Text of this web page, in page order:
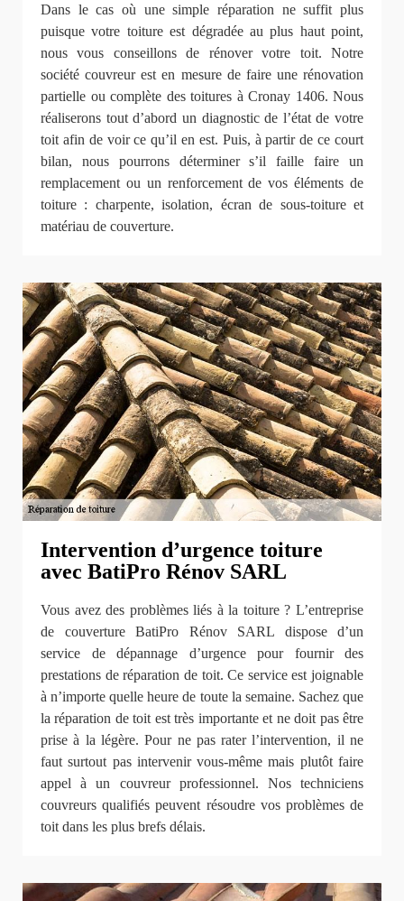
Dans le cas où une simple réparation ne suffit plus
puisque votre toiture est dégradée au plus haut point,
nous vous conseillons de rénover votre toit. Notre
société couvreur est en mesure de faire une rénovation
partielle ou complète des toitures à Cronay 1406. Nous
réaliserons tout d’abord un diagnostic de l’état de votre
toit afin de voir ce qu’il en est. Puis, à partir de ce court
bilan, nous pourrons déterminer s’il faille faire un
remplacement ou un renforcement de vos éléments de
toiture : charpente, isolation, écran de sous-toiture et
matériau de couverture.
Intervention d’urgence toiture
avec BatiPro Rénov SARL
Vous avez des problèmes liés à la toiture ? L’entreprise
de couverture BatiPro Rénov SARL dispose d’un
service de dépannage d’urgence pour fournir des
prestations de réparation de toit. Ce service est joignable
à n’importe quelle heure de toute la semaine. Sachez que
la réparation de toit est très importante et ne doit pas être
prise à la légère. Pour ne pas rater l’intervention, il ne
faut surtout pas intervenir vous-même mais plutôt faire
appel à un couvreur professionnel. Nos techniciens
couvreurs qualifiés peuvent résoudre vos problèmes de
toit dans les plus brefs délais.